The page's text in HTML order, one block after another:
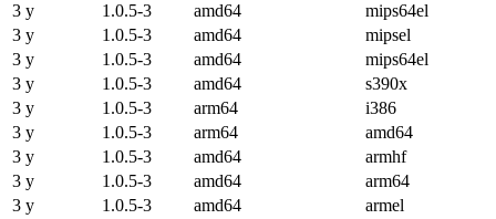
3 y
1.0.5-3 amd64
mips64el
3 y
1.0.5-3 amd64
mipsel
3 y
1.0.5-3 amd64
mips64el
3 y
1.0.5-3 amd64
s390x
3 y
1.0.5-3 arm64
i386
3 y
1.0.5-3 arm64
amd64
3 y
1.0.5-3 amd64
armhf
3 y
1.0.5-3 amd64
arm64
3 y
1.0.5-3 amd64
armel